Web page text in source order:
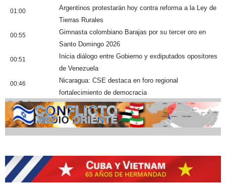
01:00
Argentinos protestarán hoy contra reforma a la Ley de
Tierras Rurales
00:55
Gimnasta colombiano Barajas por su tercer oro en
Santo Domingo 2026
00:51
Inicia diálogo entre Gobierno y exdiputados opositores
de Venezuela
00:46
Nicaragua: CSE destaca en foro regional
fortalecimiento de democracia
Cobertura